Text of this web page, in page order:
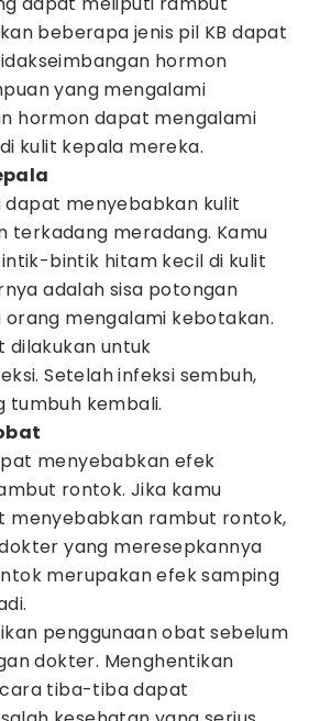
beberapa jenis pil KB dapat
hormon
yang mengalami
hormon dapat mengalami
kulit kepala mereka.
dapat menyebabkan kulit
terkadang meradang. Kamu
bintik hitam kecil di kulit
adalah sisa potongan
mengalami kebotakan.
dilakukan untuk
Setelah infeksi sembuh,
tumbuh kembali.
menyebabkan efek
rontok. Jika kamu
menyebabkan rambut rontok,
yang meresepkannya
merupakan efek samping
penggunaan obat sebelum
dokter. Menghentikan
tiba-tiba dapat